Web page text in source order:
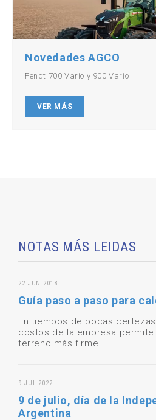
Novedades AGCO
Fendt 700 Vario y 900 Vario
VER MÁS
NOTAS MÁS LEIDAS
22 JUN 2018
Guía paso a paso para
En tiempos de pocas
costos de la empresa permite
terreno más firme.
9 JUL 2022
9 de julio, día de la
Argentina